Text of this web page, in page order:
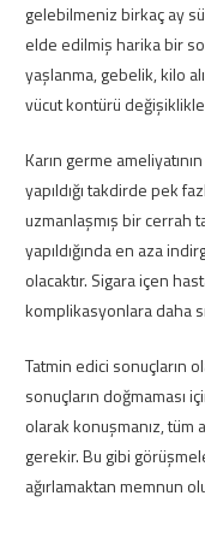
gelebilmeniz birkaç ay
elde edilmiş harika bir
yaşlanma, gebelik, kilo
vücut kontürü
Karın germe
yapıldığı takdirde pek
uzmanlaşmış bir cerrah
yapıldığında en aza
olacaktır. Sigara içen
komplikasyonlara daha
Tatmin edici sonuçların
sonuçların doğmaması
olarak konuşmanız, tüm
gerekir. Bu gibi
ağırlamaktan memnun